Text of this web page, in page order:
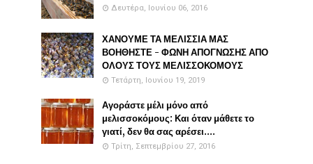
Δευτέρα, Ιουνίου 06, 2016
ΧΑΝΟΥΜΕ ΤΑ ΜΕΛΙΣΣΙΑ ΜΑΣ
ΒΟΗΘΗΣΤΕ - ΦΩΝΗ ΑΠΟΓΝΩΣΗΣ ΑΠΟ
ΟΛΟΥΣ ΤΟΥΣ ΜΕΛΙΣΣΟΚΟΜΟΥΣ
Τετάρτη, Ιουνίου 19, 2019
Αγοράστε μέλι μόνο από
μελισσοκόμους: Και όταν μάθετε το
γιατί, δεν θα σας αρέσει....
Τρίτη, Σεπτεμβρίου 27, 2016